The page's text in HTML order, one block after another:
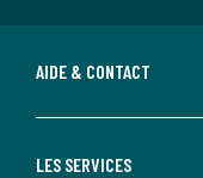
AIDE & CONTACT
LES SERVICES